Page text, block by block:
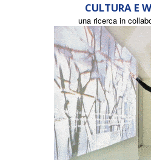
CULTURA E
una ricerca in